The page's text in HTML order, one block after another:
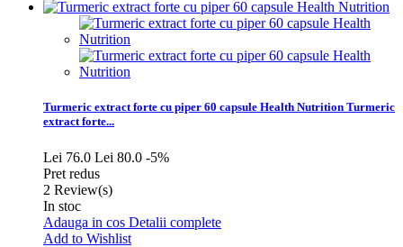
Turmeric extract forte cu piper 60 capsule Health Nutrition Turmeric
extract forte...
Lei 76.0 Lei 80.0 -5%
Pret redus
2 Review(s)
In stoc
Adauga in cos Detalii complete
Add to Wishlist